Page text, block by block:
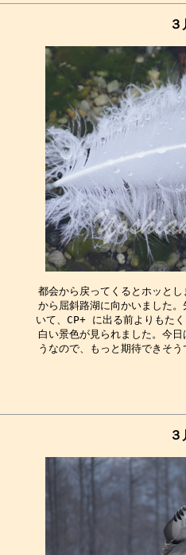
３
都会から戻ってくるとホッと
から屈斜路湖に向かいました
いて、CP+ に出る前よりもた
白い景色が見られました。今
３